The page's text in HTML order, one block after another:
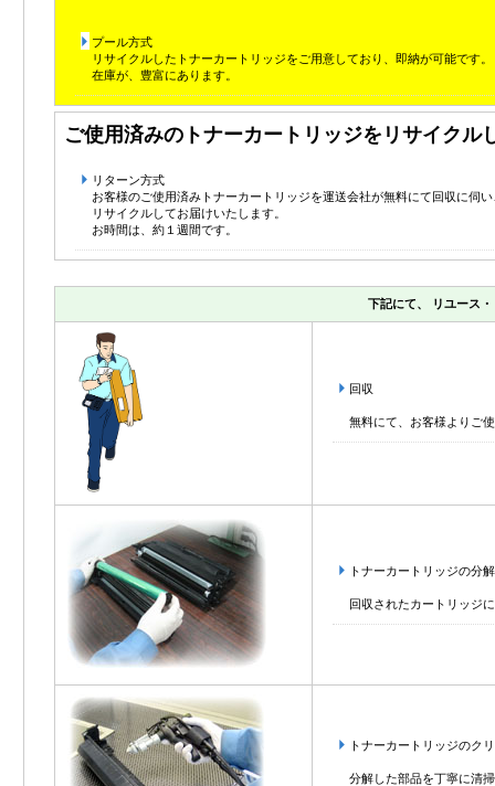
プール方式
リサイクルしたトナーカートリッジをご用意しており、即納が可能です。
在庫が、豊富にあります。
ご使用済みのトナーカートリッジをリサイクル
リターン方式
お客様のご使用済みトナーカートリッジを運送会社が無料にて回収に伺い
リサイクルしてお届けいたします。
お時間は、約１週間です。
下記にて、 リユース
回収
無料にて、お客様よりご
トナーカートリッジの分解
回収されたカートリッジ
トナーカートリッジのク
分解した部品を丁寧に清